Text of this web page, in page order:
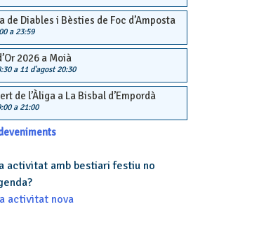
de Diables i Bèsties de Foc d’Amposta
a 23:59
2026 a Moià
a 11 d'agost 20:30
de l’Àliga a La Bisbal d’Empordà
a 21:00
activitat amb bestiari festiu no
activitat nova